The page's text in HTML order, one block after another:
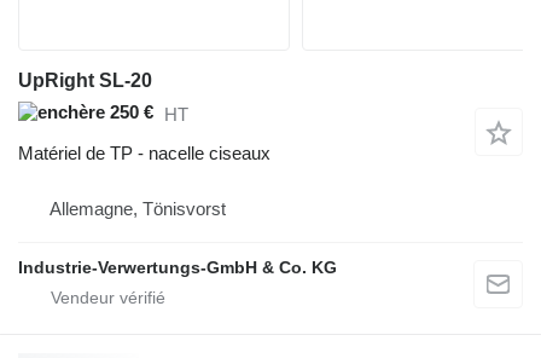
UpRight SL-20
250 € HT
Matériel de TP - nacelle ciseaux
Allemagne, Tönisvorst
Industrie-Verwertungs-GmbH & Co. KG